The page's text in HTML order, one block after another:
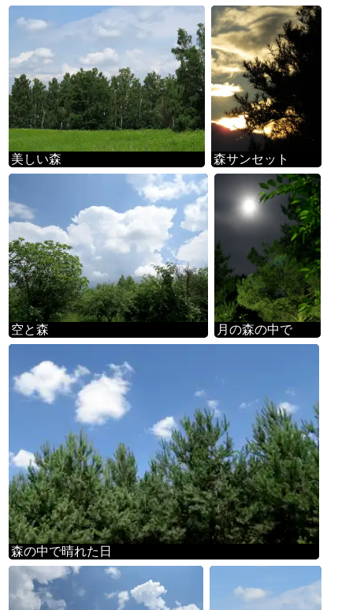
美しい森 森サンセット
空と森 月の森の中で
森の中で晴れた日